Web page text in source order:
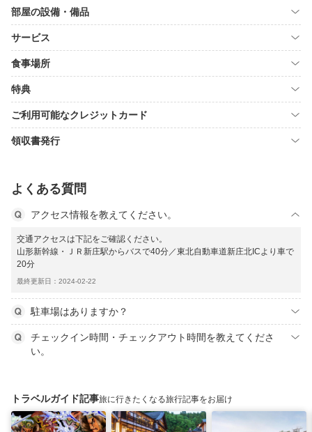
部屋の設備・備品
サービス
食事場所
特典
ご利用可能なクレジットカード
領収書発行
よくある質問
アクセス情報を教えてください。
交通アクセスは下記をご確認ください。
山形新幹線・ＪＲ新庄駅からバスで40分／東北自動車道新庄北ICより車で
20分
最終更新日：2024-02-22
駐車場はありますか？
チェックイン時間・チェックアウト時間を教えてくださ
い。
トラベルガイド記事旅に行きたくなる旅行記事をお届け